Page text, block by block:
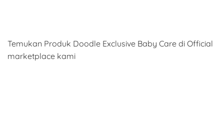
Temukan Produk Doodle Exclusive Baby Care di Official
marketplace kami